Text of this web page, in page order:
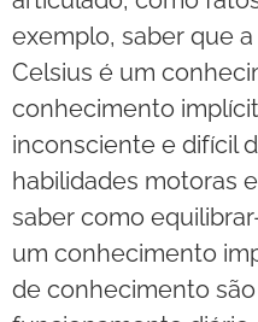
exemplo, saber que
Celsius é um
conhecimento
inconsciente e difícil
habilidades motoras
saber como
um conhecimento
de conhecimento